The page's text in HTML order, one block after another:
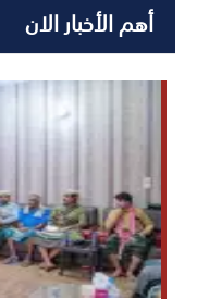
أهم الأخبار الان